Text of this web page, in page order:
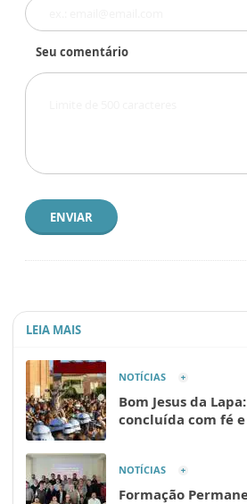
Seu comentário
ENVIAR
LEIA MAIS
NOTÍCIAS
Bom Jesus da
concluída com fé
NOTÍCIAS
Formação